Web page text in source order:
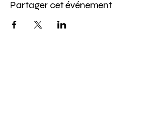
Partager cet événement